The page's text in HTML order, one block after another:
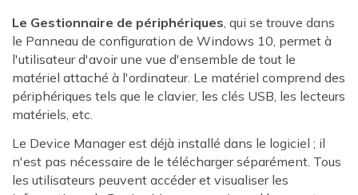
Le Gestionnaire de périphériques, qui se trouve dans
le Panneau de configuration de Windows 10, permet à
l'utilisateur d'avoir une vue d'ensemble de tout le
matériel attaché à l'ordinateur. Le matériel comprend des
périphériques tels que le clavier, les clés USB, les lecteurs
matériels, etc.
Le Device Manager est déjà installé dans le logiciel ; il
n'est pas nécessaire de le télécharger séparément. Tous
les utilisateurs peuvent accéder et visualiser les